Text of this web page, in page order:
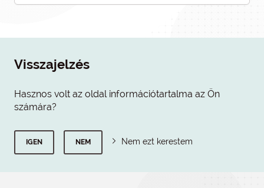
Visszajelzés
Hasznos volt az oldal információtartalma az Ön
számára?
IGEN NEM Nem ezt kerestem